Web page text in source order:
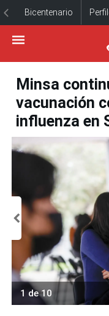
Bicentenario
Minsa
vacunación
influenza en
1 de 10